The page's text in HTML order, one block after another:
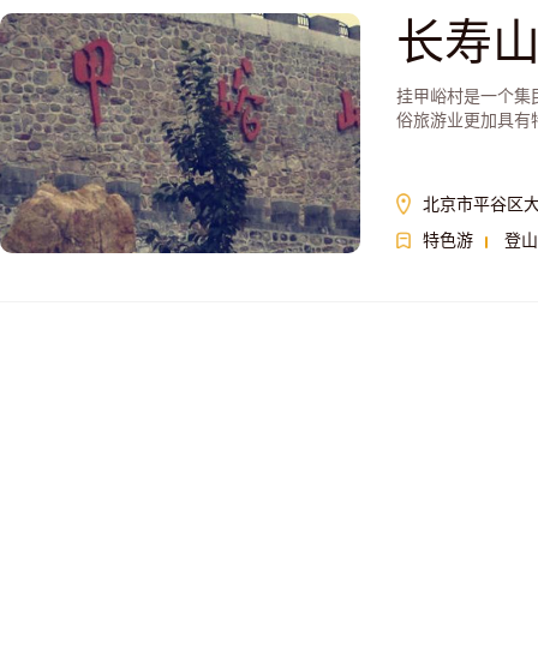
长寿
挂甲峪村是一个集
俗旅游业更加具有
北京市平谷区
特色游
登山